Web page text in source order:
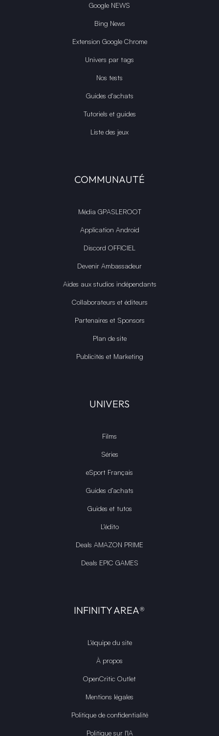
Google NEWS
Bing News
Extension Google Chrome
Univers par tags
Nos tests
Guides d'achats
Tutoriels et guides
Liste des jeux
COMMUNAUTÉ
Média GPASLEROOT
Application Android
Discord OFFICIEL
Devenir Ambassadeur
Aides aux studios indépendants
Collaborateurs et éditeurs
Partenaires et Sponsors
Plan de site
Publicités et Marketing
UNIVERS
Films
Séries
eSport Français
Guides d’achats
Guides et tutos
L'édito
Deals AMAZON PRIME
Deals EPIC GAMES
INFINITY AREA®
L'équipe du site
À propos
OpenCritic Outlet
Mentions légales
Politique de confidentialité
Politique sur l'IA